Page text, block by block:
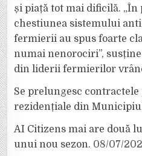
și piață tot mai dificilă. „În
chestiunea sistemului
fermierii au spus foarte
numai nenorociri”,
din liderii fermierilor
Se prelungesc
rezidențiale din
AI Citizens mai are două
unui nou sezon. 08/07/